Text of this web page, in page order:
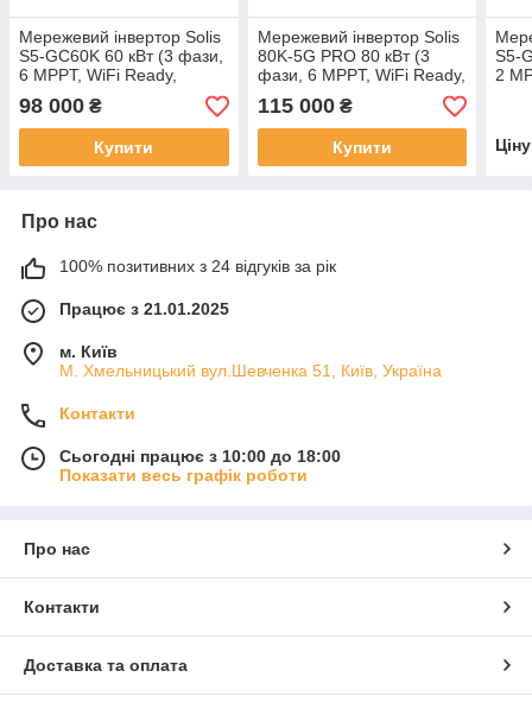
Мережевий інвертор Solis
S5-GC60K 60 кВт (3 фази,
6 MPPT, WiFi Ready,
220/380В)
98 000 ₴
Купити
Мережевий інвертор Solis
80K-5G PRO 80 кВт (3
фази, 6 MPPT, WiFi Ready,
380В)
115 000₴
Купити
S5-
2
Про нас
100% позитивних з 24 відгуків за рік
Працює з 21.01.2025
м. Київ
М. Хмельницький вул.Шевченка 51, Київ, Україна
Контакти
Сьогодні працює з 10:00 до 18:00
Показати весь графік роботи
Про нас
Контакти
Доставка та оплата